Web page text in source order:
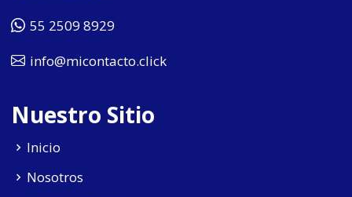
55 2509 8929
info@micontacto.click
Nuestro Sitio
Inicio
Nosotros